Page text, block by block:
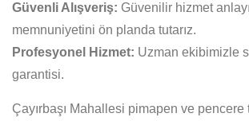
Güvenli Alışveriş: Güvenilir hizmet
memnuniyetini ön planda tutarız.
Profesyonel Hizmet: Uzman ekibimizle
garantisi.
Çayırbaşı Mahallesi pimapen ve pencere